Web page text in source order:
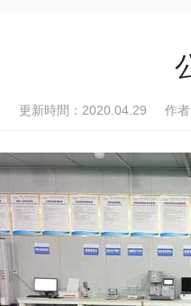
更新時間：2020.04.29 作